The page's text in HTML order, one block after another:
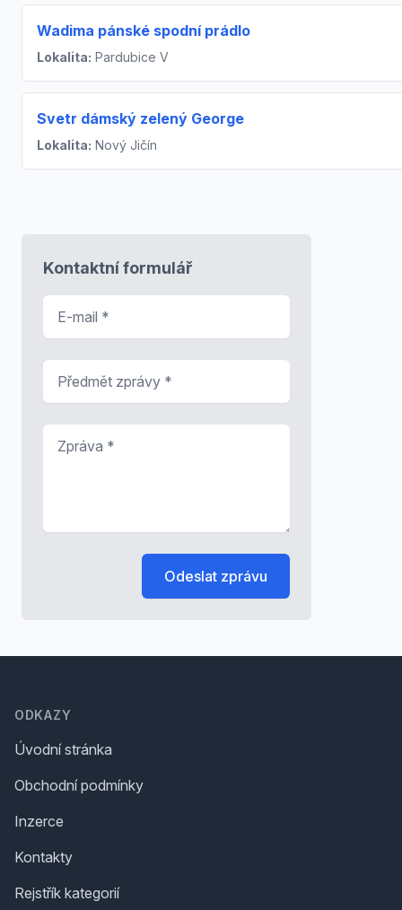
Wadima pánské spodní prádlo
Lokalita: Pardubice V
Svetr dámský zelený George
Lokalita: Nový Jičín
Kontaktní formulář
Odeslat zprávu
ODKAZY
Úvodní stránka
Obchodní podmínky
Inzerce
Kontakty
Rejstřík kategorií